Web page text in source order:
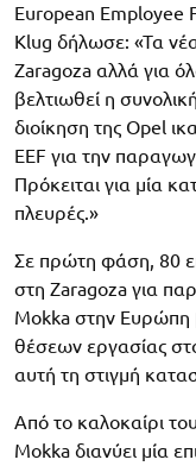
European Employee
Klug δήλωσε: «Τα
Zaragoza αλλά για
βελτιωθεί η
διοίκηση της Opel
EEF για την
Πρόκειται για μία
πλευρές.»
Σε πρώτη φάση, 80
στη Zaragoza για
Mokka στην Ευρώπη
θέσεων εργασίας
αυτή τη στιγμή
Από το καλοκαίρι
Mokka διανύει μία